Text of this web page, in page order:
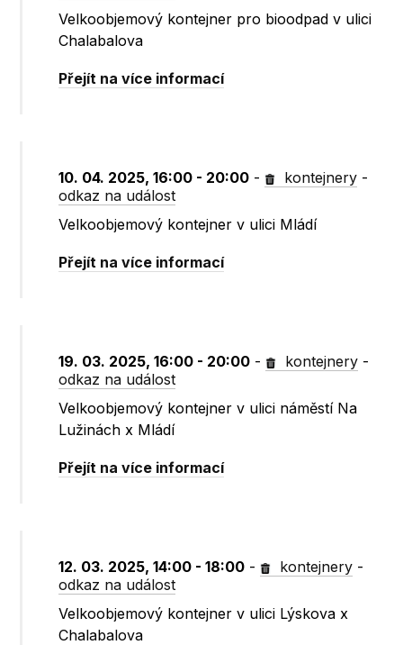
Velkoobjemový kontejner pro bioodpad v ulici
Chalabalova
Přejít na více informací
10. 04. 2025, 16:00 - 20:00 - kontejnery -
odkaz na událost
Velkoobjemový kontejner v ulici Mládí
Přejít na více informací
19. 03. 2025, 16:00 - 20:00 - kontejnery -
odkaz na událost
Velkoobjemový kontejner v ulici náměstí Na
Lužinách x Mládí
Přejít na více informací
12. 03. 2025, 14:00 - 18:00 - kontejnery -
odkaz na událost
Velkoobjemový kontejner v ulici Lýskova x
Chalabalova